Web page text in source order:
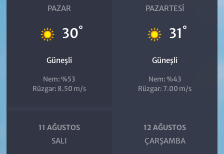
PAZAR
30°
Güneşli
Nem: %53
Rüzgar: 8.50 m/s
PAZARTESI
31°
Güneşli
Nem: %43
Rüzgar: 7.00 m/s
11 AĞUSTOS
SALI
12 AĞUSTOS
ÇARŞAMBA